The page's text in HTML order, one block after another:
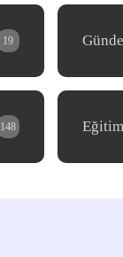
19
148 Eğitim